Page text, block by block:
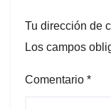
Tu dirección de
Los campos
Comentario *